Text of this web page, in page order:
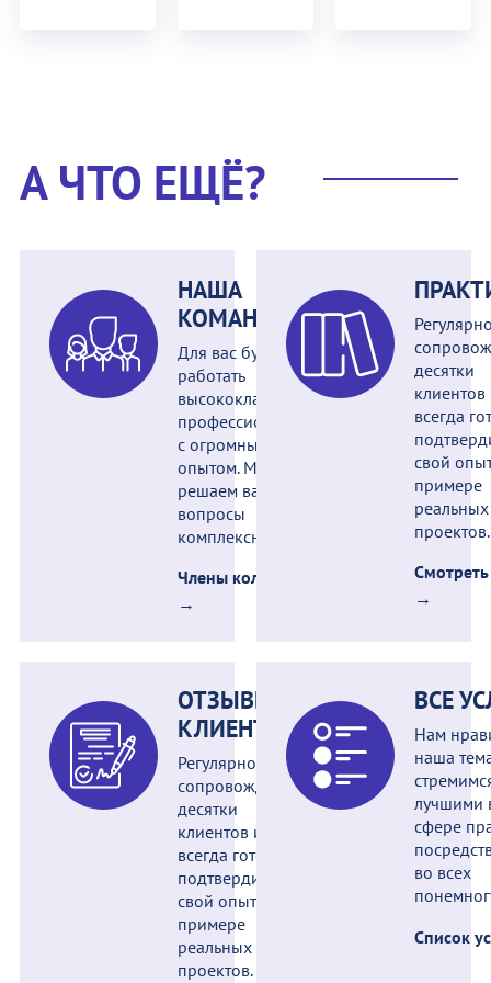
А ЧТО ЕЩЁ?
НАША
КОМАНДА
Для вас будут
работать
высококлассные
профессионалы
с огромным
опытом. Мы
решаем ваши
вопросы
комплексно.
Члены коллегии
→
десятки
клиентов
всегда
свой
примере
реальных
проектов.
→
ОТЗЫВЫ
КЛИЕНТОВ
Регулярно
сопровождаем
десятки
клиентов и
всегда готовы
подтвердить
свой опыт на
примере
реальных
проектов.
ВСЕ
Нам
наша
лучшими
сфере
во всех
Список